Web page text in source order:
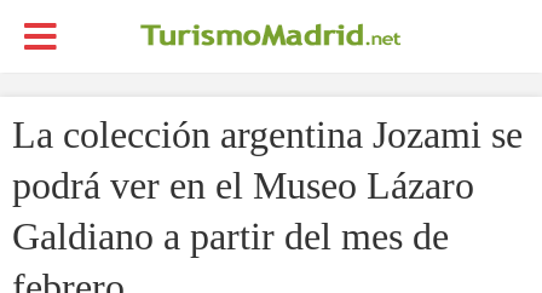
La colección argentina Jozami se
podrá ver en el Museo Lázaro
Galdiano a partir del mes de